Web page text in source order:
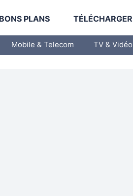
BONS PLANS TÉLÉCHARGER
Mobile & Telecom TV & Vidéo